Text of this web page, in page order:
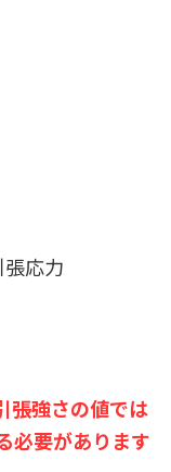
応力
張強さの値では
必要があります